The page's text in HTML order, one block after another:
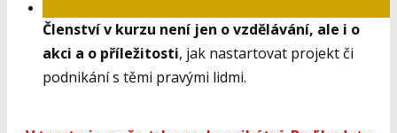
Členství v kurzu není jen o vzdělávání, ale i o
akci a o příležitosti, jak nastartovat projekt či
podnikání s těmi pravými lidmi.